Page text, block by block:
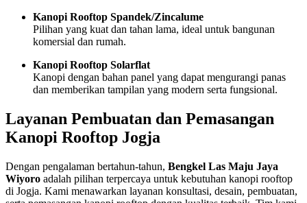
Kanopi Rooftop Spandek/Zincalume
Pilihan yang kuat dan tahan lama, ideal untuk bangunan
komersial dan rumah.
Kanopi Rooftop Solarflat
Kanopi dengan bahan panel yang dapat mengurangi panas
dan memberikan tampilan yang modern serta fungsional.
Layanan Pembuatan dan Pemasangan
Kanopi Rooftop Jogja
Dengan pengalaman bertahun-tahun, Bengkel Las Maju Jaya
Wiyoro adalah pilihan terpercaya untuk kebutuhan kanopi rooftop
di Jogja. Kami menawarkan layanan konsultasi, desain, pembuatan,